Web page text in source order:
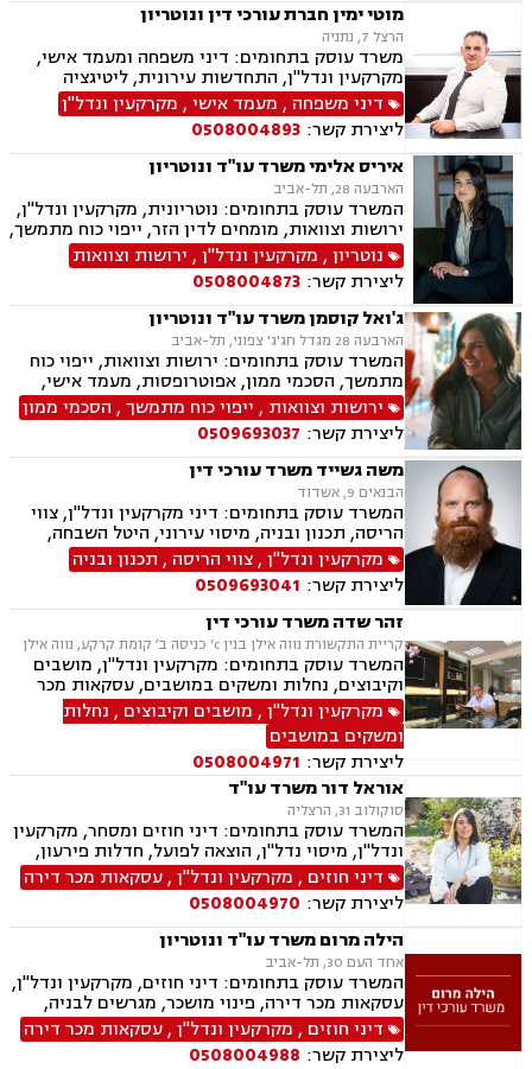
מוטי ימין חברת עורכי דין ונוטריון
הרצל 7, נתניה
משרד עוסק בתחומים: דיני משפחה ומעמד אישי,
מקרקעין ונדל"ן, התחדשות עירונית, ליטיגציה
אזרחית-מסחרית, סכסוכים חוזיים, סכסוכים כספיים,
דיני חברות, ירושות וצוואות, ייפוי כוח מתמשך,
גישור.
דיני משפחה , מעמד אישי, מקרקעין ונדל"ן
ליצירת קשר: 0508004893
איריס אלימי משרד עו"ד ונוטריון
הארבעה 28, תל-אביב
המשרד עוסק בתחומים: נוטריונית, מקרקעין ונדל"ן,
ירושות וצוואות, מומחים לדין הזר, ייפוי כוח מתמשך,
מיסים, תמ"א 38, אזרחות זרה ודרכון זר.
נוטריון, מקרקעין ונדל"ן, ירושות וצוואות
ליצירת קשר: 0508004873
ג'ואל קוסמן משרד עו"ד ונוטריון
הארבעה 28 מגדל חג'ג' צפוני, תל-אביב
המשרד עוסק בתחומים: ירושות וצוואות, ייפוי כוח
מתמשך, הסכמי ממון, אפוטרופסות, מעמד אישי,
ידועים בציבור, אבהות, חלוקת רכוש, דיני עליה, דיני
מקרקעין, עסקאות מכר דירה מקבלן או יד שניה,
מיסוי מקרקעין, נוטריון עברית צרפתית אנגלית.
ירושות וצוואות , ייפוי כוח מתמשך, הסכמי ממון
ליצירת קשר: 0509693037
משה גשייד משרד עורכי דין
הבנאים 9, אשדוד
המשרד עוסק בתחומים: דיני מקרקעין ונדל"ן, צווי
הריסה, תכנון ובניה, מיסוי עירוני, היטל השבחה,
היטל פיתוח, ארנונה, רשויות מקומיות, רישוי עסקים
מקרקעין ונדל"ן,צווי הריסה , תכנון ובניה
ליצירת קשר: 0509693041
זהר שדה משרד עורכי דין
קריית התקשורת נווה אילן בנין c’ כניסה ב׳ קומת קרקע, נווה אילן
המשרד עוסק בתחומים: מקרקעין ונדל"ן, מושבים
וקיבוצים, נחלות ומשקים במושבים, עסקאות מכר
דירה, מיסוי נדל"ן, ייפוי כוח מתמשך, הסכמי ממון,
חלוקת רכוש, עסקאות מתנה, אפוטרופסות, רשויות
מקומיות, אגודות שיתופיות, גישור ובוררות, דיני
חוזים.
מקרקעין ונדל"ן, מושבים וקיבוצים , נחלות
ומשקים במושבים
ליצירת קשר: 0508004971
אוראל דור משרד עו"ד
סוקולוב 31, הרצליה
המשרד עוסק בתחומים: דיני חוזים ומסחר, מקרקעין
ונדל"ן, מיסוי נדל"ן, הוצאה לפועל, חדלות פירעון,
גביית חובות, משפט אזרחי.
דיני חוזים , מקרקעין ונדל"ן,עסקאות מכר דירה
ליצירת קשר: 0508004970
הילה מרום משרד עו"ד ונוטריון
אחד העם 30, תל-אביב
המשרד עוסק בתחומים: דיני חוזים, מקרקעין ונדל"ן,
עסקאות מכר דירה, פינוי מושכר, מגרשים לבניה,
מיסוי מקרקעין, ירושות וצוואת, ייפוי כוח מתמשך,
נוטריון.
דיני חוזים , מקרקעין ונדל"ן,עסקאות מכר דירה
ליצירת קשר: 0508004988